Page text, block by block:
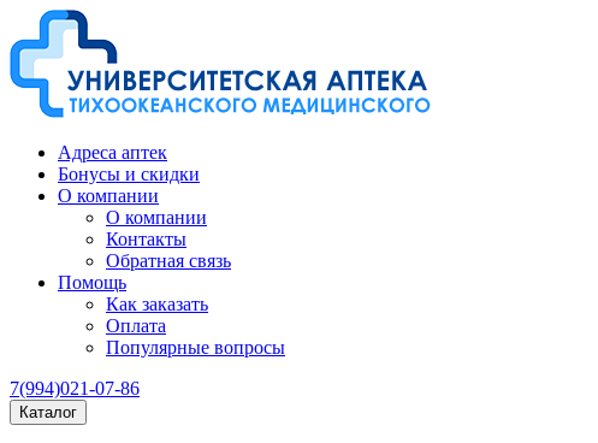
Адреса аптек
Бонусы и скидки
О компании
О компании
Контакты
Обратная связь
Помощь
Как заказать
Оплата
Популярные вопросы
7(994)021-07-86
Каталог